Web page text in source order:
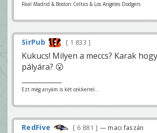
Real Madrid & Boston Celtics & Los Angeles Dodgers
SirPub 1 833
Kukucs! Milyen a meccs? Karak
pályára? 😮
Ezt még anyám is két cekkerrel...
RedFive 6 881
— maci faszán